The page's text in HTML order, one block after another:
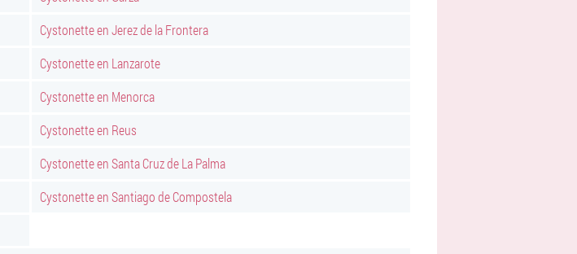
Cystonette en Jerez de la Frontera
Cystonette en Lanzarote
Cystonette en Menorca
Cystonette en Reus
Cystonette en Santa Cruz de La Palma
Cystonette en Santiago de Compostela